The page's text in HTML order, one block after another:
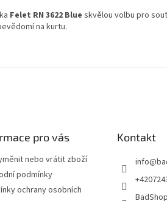
Felet RN 3622 Blue skvělou volbu pro
na kurtu.
pro vás
nebo vrátit zboží
podmínky
ochrany osobních
Kontakt
info@
BadShop